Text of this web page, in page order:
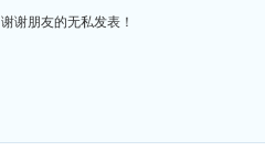
谢谢朋友的无私发表！